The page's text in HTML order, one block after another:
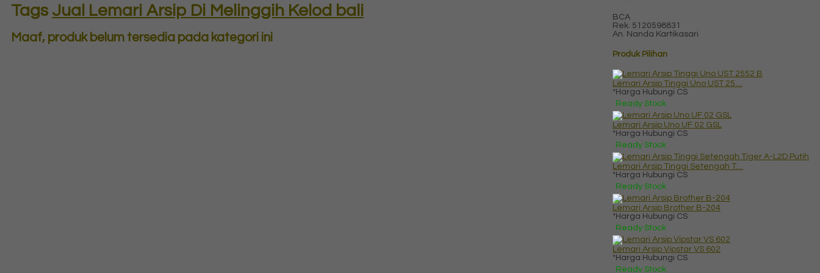
Tags Jual Lemari Arsip Di Melinggih Kelod bali
Maaf, produk belum tersedia pada kategori ini
BCA
Rek. 5120598831
An. Nanda Kartikasari
Produk Pilihan
Lemari Arsip Tinggi Uno UST 25....
*Harga Hubungi CS
Ready Stock
Lemari Arsip Uno UF 02 GSL
*Harga Hubungi CS
Ready Stock
Lemari Arsip Tinggi Setengah T....
*Harga Hubungi CS
Ready Stock
Lemari Arsip Brother B-204
*Harga Hubungi CS
Ready Stock
Lemari Arsip Vipstar VS 602
*Harga Hubungi CS
Ready Stock